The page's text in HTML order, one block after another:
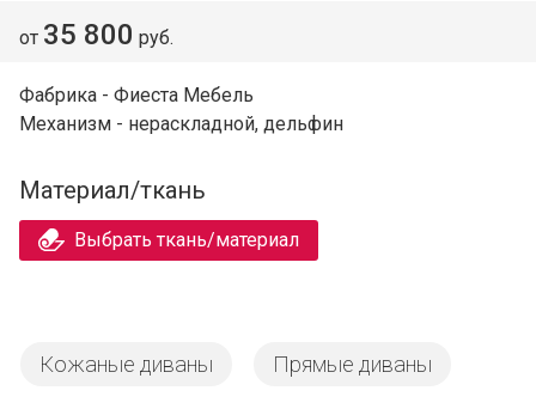
от 35 800 руб.
Фабрика - Фиеста Мебель
Механизм - нераскладной, дельфин
Материал/ткань
Выбрать ткань/материал
Кожаные диваны Прямые диваны